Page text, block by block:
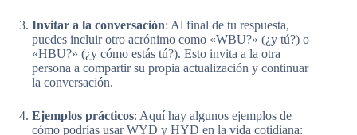
Invitar a la conversación: Al final de tu respuesta,
puedes incluir otro acrónimo como «WBU?» (¿y tú?) o
«HBU?» (¿y cómo estás tú?). Esto invita a la otra
persona a compartir su propia actualización y continuar
la conversación.
Ejemplos prácticos: Aquí hay algunos ejemplos de
cómo podrías usar WYD y HYD en la vida cotidiana: